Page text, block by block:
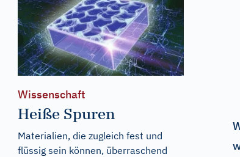
Wissenschaft
Heiße Spuren
Materialien, die zugleich fest und
flüssig sein können, überraschend